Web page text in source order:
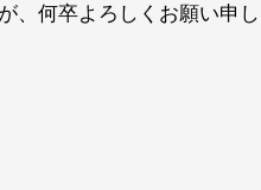
、何卒よろしくお願い申し